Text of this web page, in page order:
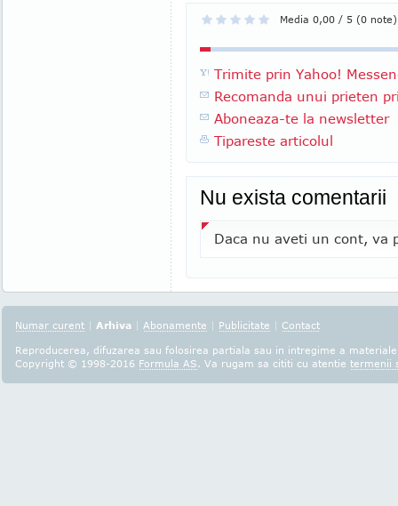
Media 0,00 / 5 (0 note)
Trimite prin Yahoo!
Recomanda unui prieten
Aboneaza-te la newsletter
Tipareste articolul
Nu exista comentarii
Daca nu aveti un cont, va
Numar curent | Arhiva | Abonamente | Publicitate | Contact
Reproducerea, difuzarea sau folosirea partiala sau in intregime a
Copyright © 1998-2016 Formula AS. Va rugam sa cititi cu atentie termenii